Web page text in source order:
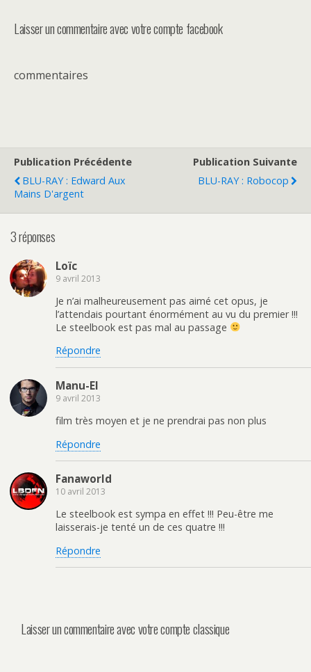
Laisser un commentaire avec votre compte facebook
commentaires
Publication Précédente
BLU-RAY : Edward Aux
Mains D'argent
Publication Suivante
BLU-RAY : Robocop
3 réponses
Loïc
9 avril 2013
Je n’ai malheureusement pas aimé cet opus, je
l’attendais pourtant énormément au vu du premier !!!
Le steelbook est pas mal au passage
Répondre
Manu-El
9 avril 2013
film très moyen et je ne prendrai pas non plus
Répondre
Fanaworld
10 avril 2013
Le steelbook est sympa en effet !!! Peu-être me
laisserais-je tenté un de ces quatre !!!
Répondre
Laisser un commentaire avec votre compte classique